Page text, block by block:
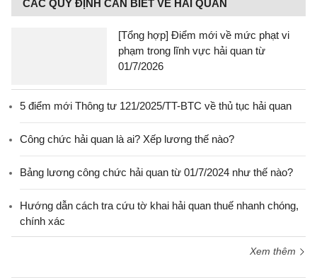
CÁC QUY ĐỊNH CẦN BIẾT VỀ HẢI QUAN
[Tổng hợp] Điểm mới về mức phạt vi
phạm trong lĩnh vực hải quan từ
01/7/2026
5 điểm mới Thông tư 121/2025/TT-BTC về thủ tục hải quan
Công chức hải quan là ai? Xếp lương thế nào?
Bảng lương công chức hải quan từ 01/7/2024 như thế nào?
Hướng dẫn cách tra cứu tờ khai hải quan thuế nhanh chóng,
chính xác
Xem thêm